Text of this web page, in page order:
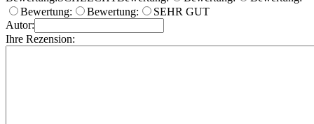
Bewertung:
Bewertung:
SEHR GUT
Autor:
Ihre Rezension: